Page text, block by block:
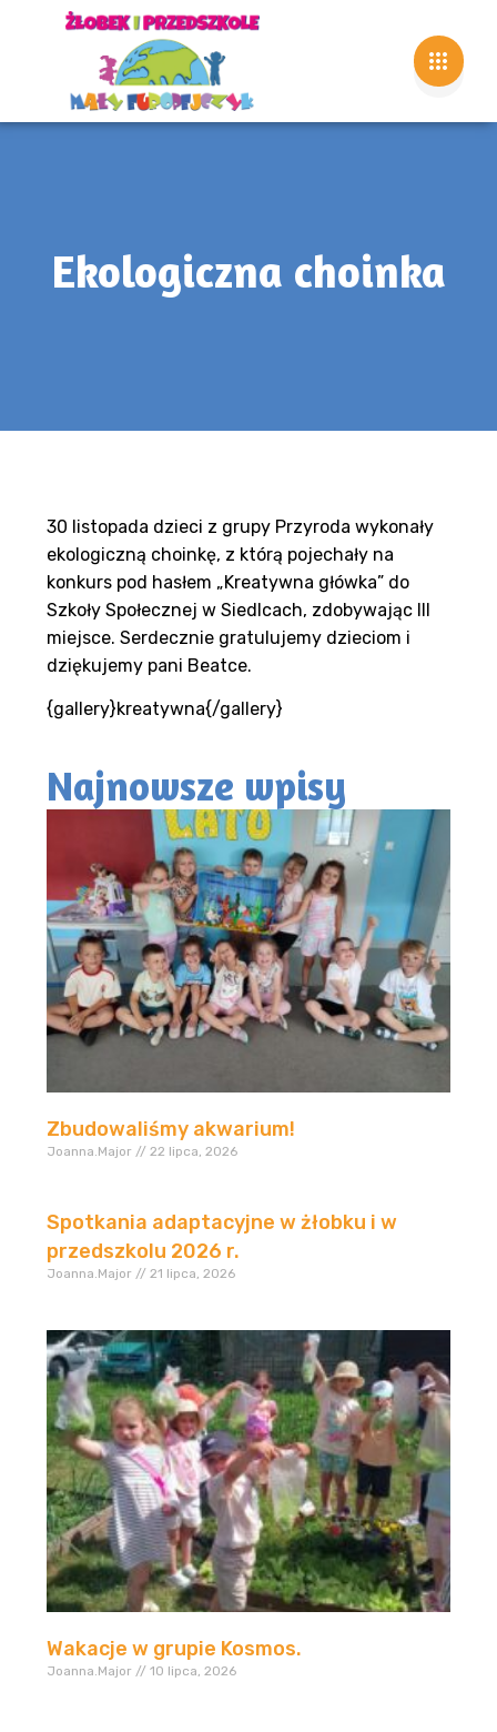
Ekologiczna choinka
30 listopada dzieci z grupy Przyroda wykonały
ekologiczną choinkę, z którą pojechały na
konkurs pod hasłem „Kreatywna główka” do
Szkoły Społecznej w Siedlcach, zdobywając III
miejsce. Serdecznie gratulujemy dzieciom i
dziękujemy pani Beatce.
{gallery}kreatywna{/gallery}
Najnowsze wpisy
Zbudowaliśmy akwarium!
Joanna.Major 22 lipca, 2026
Spotkania adaptacyjne w żłobku i w
przedszkolu 2026 r.
Joanna.Major 21 lipca, 2026
Wakacje w grupie Kosmos.
Joanna.Major 10 lipca, 2026